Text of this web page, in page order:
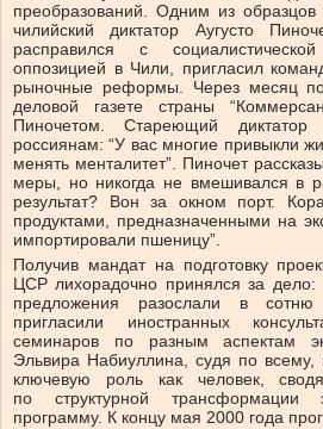
преобразований. Одним из
чилийский диктатор Аугусто
расправился с
оппозицией в Чили, пригласил
рыночные реформы. Через месяц
деловой газете страны
Пиночетом. Стареющий
россиянам: “У вас многие привыкли
менять менталитет”. Пиночет
меры, но никогда не вмешивался в
результат? Вон за окном порт.
продуктами, предназначенными на
импортировали пшеницу”.
Получив мандат на подготовку
ЦСР лихорадочно принялся за дело:
предложения разослали в сотню
пригласили иностранных
семинаров по разным аспектам
Эльвира Набиуллина, судя по всему,
ключевую роль как человек,
по структурной трансформации
программу. К концу мая 2000 года